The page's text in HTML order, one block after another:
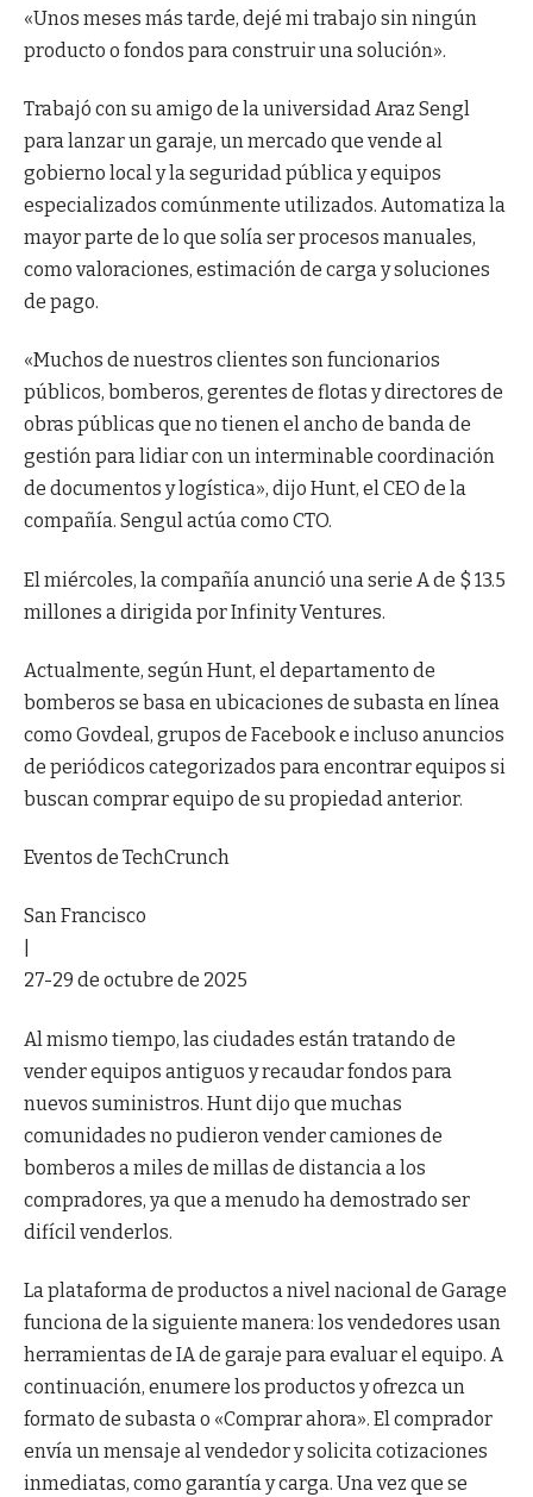
«Unos meses más tarde, dejé mi trabajo sin ningún
producto o fondos para construir una solución».
Trabajó con su amigo de la universidad Araz Sengl
para lanzar un garaje, un mercado que vende al
gobierno local y la seguridad pública y equipos
especializados comúnmente utilizados. Automatiza la
mayor parte de lo que solía ser procesos manuales,
como valoraciones, estimación de carga y soluciones
de pago.
«Muchos de nuestros clientes son funcionarios
públicos, bomberos, gerentes de flotas y directores de
obras públicas que no tienen el ancho de banda de
gestión para lidiar con un interminable coordinación
de documentos y logística», dijo Hunt, el CEO de la
compañía. Sengul actúa como CTO.
El miércoles, la compañía anunció una serie A de $ 13.5
millones a dirigida por Infinity Ventures.
Actualmente, según Hunt, el departamento de
bomberos se basa en ubicaciones de subasta en línea
como Govdeal, grupos de Facebook e incluso anuncios
de periódicos categorizados para encontrar equipos si
buscan comprar equipo de su propiedad anterior.
Eventos de TechCrunch
San Francisco
27-29 de octubre de 2025
Al mismo tiempo, las ciudades están tratando de
vender equipos antiguos y recaudar fondos para
nuevos suministros. Hunt dijo que muchas
comunidades no pudieron vender camiones de
bomberos a miles de millas de distancia a los
compradores, ya que a menudo ha demostrado ser
difícil venderlos.
La plataforma de productos a nivel nacional de Garage
funciona de la siguiente manera: los vendedores usan
herramientas de IA de garaje para evaluar el equipo. A
continuación, enumere los productos y ofrezca un
formato de subasta o «Comprar ahora». El comprador
envía un mensaje al vendedor y solicita cotizaciones
inmediatas, como garantía y carga. Una vez que se